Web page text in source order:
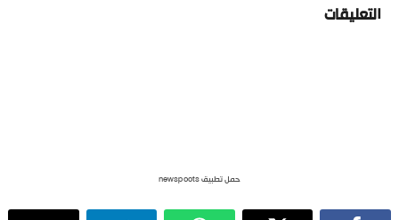
التعليقات
حمل تطبيق newspoots